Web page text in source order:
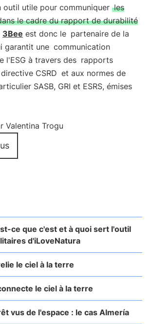
outil utile pour communiquer les
le cadre du rapport de durabilité
3Bee est donc le partenaire de la
garantit une communication
l'ESG à travers des rapports
CSRD et aux normes de
SASB, GRI et ESRS, émises
Valentina Trogu
ce que c'est et à quoi sert l'outil
d'iLoveNatura
le ciel à la terre
le ciel à la terre
vus de l'espace : le cas Almería